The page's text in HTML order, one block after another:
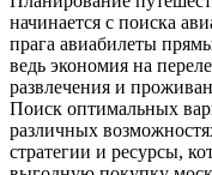
начинается с поиска
прага авиабилеты
ведь экономия на
развлечения и
Поиск оптимальных
различных
стратегии и ресурсы,